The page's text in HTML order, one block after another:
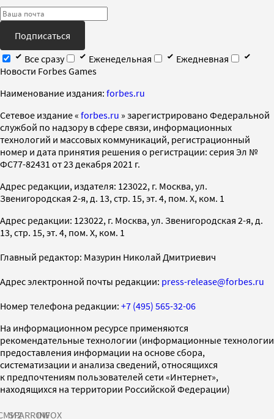
Подписаться
Все сразу
Еженедельная
Ежедневная
Новости Forbes Games
Наименование издания: forbes.ru
Cетевое издание « forbes.ru » зарегистрировано Федеральной
службой по надзору в сфере связи, информационных
технологий и массовых коммуникаций, регистрационный
номер и дата принятия решения о регистрации: серия Эл №
ФС77-82431 от 23 декабря 2021 г.
Адрес редакции, издателя: 123022, г. Москва, ул.
Звенигородская 2-я, д. 13, стр. 15, эт. 4, пом. X, ком. 1
Адрес редакции: 123022, г. Москва, ул. Звенигородская 2-я, д.
13, стр. 15, эт. 4, пом. X, ком. 1
Главный редактор: Мазурин Николай Дмитриевич
Адрес электронной почты редакции: press-release@forbes.ru
Номер телефона редакции: +7 (495) 565-32-06
На информационном ресурсе применяются
рекомендательные технологии (информационные технологии
предоставления информации на основе сбора,
систематизации и анализа сведений, относящихся
к предпочтениям пользователей сети «Интернет»,
находящихся на территории Российской Федерации)
SPARROWINFOX